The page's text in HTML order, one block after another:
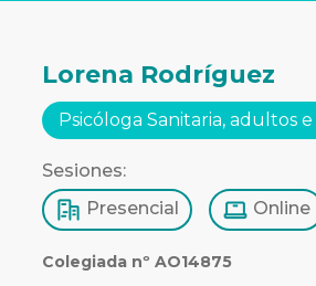
Lorena Rodríguez
Psicóloga Sanitaria, adultos
Sesiones:
Presencial
Online
Colegiada nº AO14875